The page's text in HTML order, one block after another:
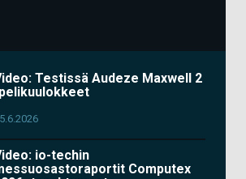
Testissä Audeze Maxwell 2
io-techin
Computex